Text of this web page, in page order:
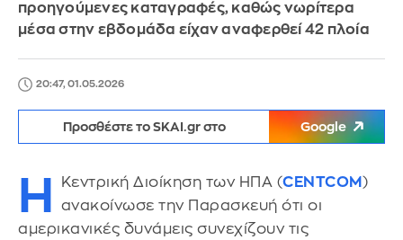
προηγούμενες καταγραφές, καθώς νωρίτερα
μέσα στην εβδομάδα είχαν αναφερθεί 42 πλοία
20:47, 01.05.2026
Προσθέστε το SKAI.gr στο Google
Η Κεντρική Διοίκηση των ΗΠΑ (CENTCOM)
ανακοίνωσε την Παρασκευή ότι οι
αμερικανικές δυνάμεις συνεχίζουν τις